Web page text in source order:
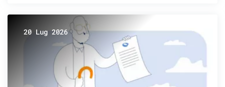
20 Lug 2026